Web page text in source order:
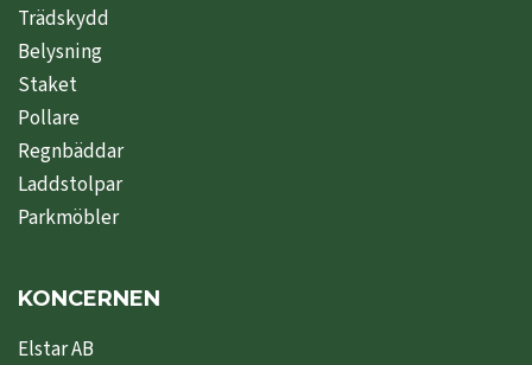
Trädskydd
Belysning
Staket
Pollare
Regnbäddar
Laddstolpar
Parkmöbler
KONCERNEN
Elstar AB